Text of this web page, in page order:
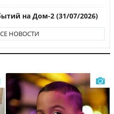
на Дом-2 (31/07/2026)
НОВОСТИ